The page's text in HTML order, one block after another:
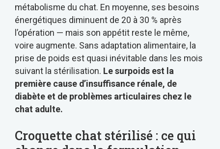
métabolisme du chat. En moyenne, ses besoins
énergétiques diminuent de 20 à 30 % après
l’opération — mais son appétit reste le même,
voire augmente. Sans adaptation alimentaire, la
prise de poids est quasi inévitable dans les mois
suivant la stérilisation. Le surpoids est la
première cause d’insuffisance rénale, de
diabète et de problèmes articulaires chez le
chat adulte.
Croquette chat stérilisé : ce qui